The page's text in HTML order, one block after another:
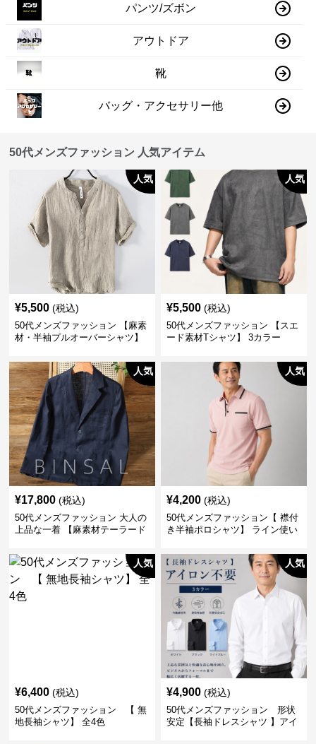
パンツ/ズボン
アウトドア
靴
バッグ・アクセサリー他
50代メンズファッション 人気アイテム
人気
¥5,500 (税込)
50代メンズファッション 【麻素
材・半袖プルオーバーシャツ】
人気
¥5,500 (税込)
50代メンズファッション 【スエ
ード素材Tシャツ】 3カラー
人気
¥17,800 (税込)
50代メンズファッション 大人の
上品な一着 【麻素材テーラード
人気
¥4,200 (税込)
50代メンズファッション【 襟付
き半袖ポロシャツ】 ライン使い
人気
¥6,400 (税込)
50代メンズファッション 【 無
地長袖シャツ】 全4色
人気
¥4,900 (税込)
50代メンズファッション 形状
安定【長袖ドレスシャツ 】アイ